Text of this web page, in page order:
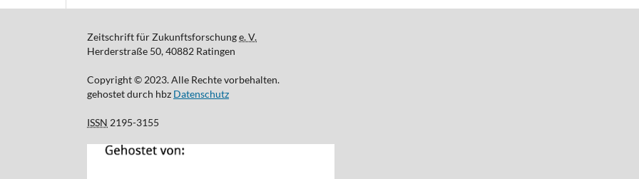
Zeitschrift für Zukunftsforschunge. V.
Herderstraße 50, 40882 Ratingen
Copyright © 2023. Alle Rechte vorbehalten.
gehostet durch hbz Datenschutz
ISSN 2195-3155